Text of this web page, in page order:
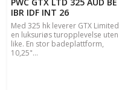
PWC GTX LTD 325 AUD BE
IBR IDF INT 26
Med 325 hk leverer GTX Limited
en luksuriøs turopplevelse uten
like. En stor badeplattform,
10,25"...